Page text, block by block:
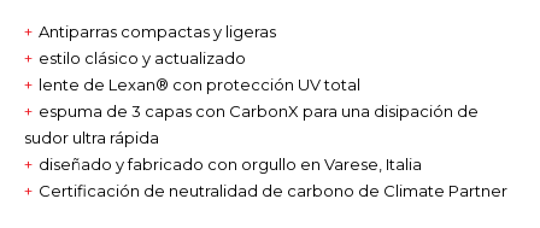
Antiparras compactas y ligeras
estilo clásico y actualizado
lente de Lexan® con protección UV total
espuma de 3 capas con CarbonX para una disipación de
sudor ultra rápida
diseñado y fabricado con orgullo en Varese, Italia
Certificación de neutralidad de carbono de Climate Partner